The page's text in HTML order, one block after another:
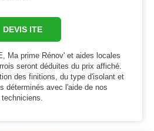
DEVIS ITE
Ma prime Rénov' et aides locales
seront déduites du prix affiché.
des finitions, du type d'isolant et
déterminés avec l'aide de nos
techniciens.